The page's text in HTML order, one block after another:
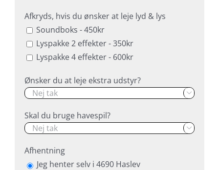
Afkryds, hvis du ønsker at leje lyd & lys
Soundboks - 450kr
Lyspakke 2 effekter - 350kr
Lyspakke 4 effekter - 600kr
Ønsker du at leje ekstra udstyr?

Skal du bruge havespil?

Afhentning
Jeg henter selv i 4690 Haslev